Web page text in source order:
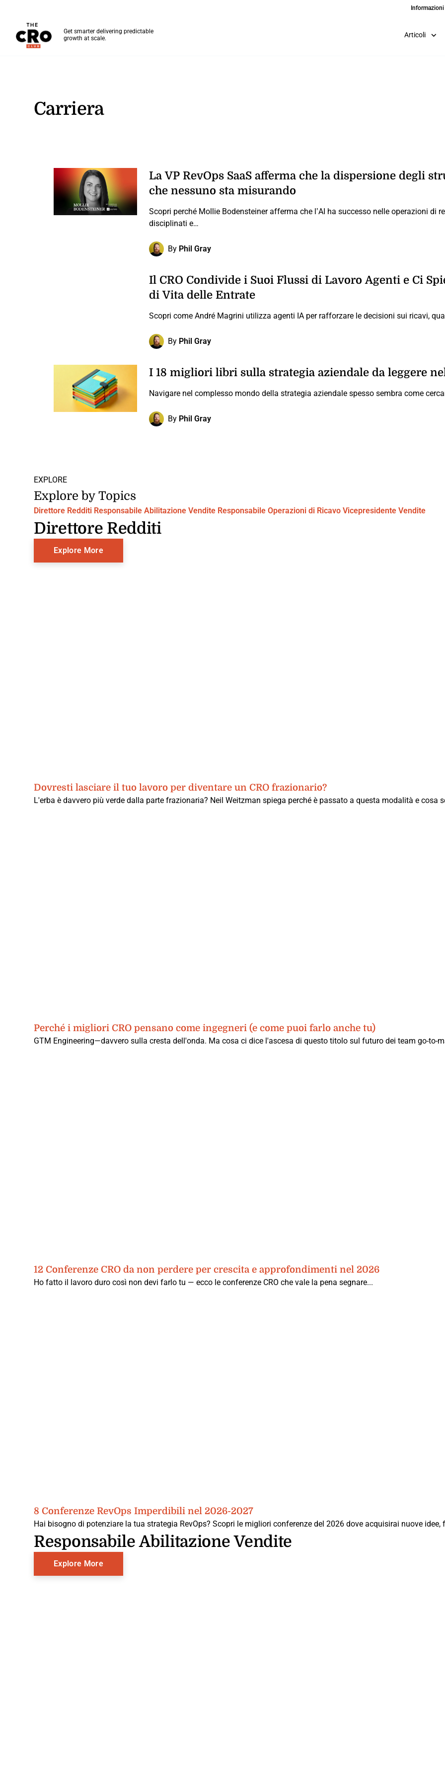
Informazioni
Get smarter delivering predictable
growth at scale.
Articoli
Carriera
La VP RevOps SaaS afferma che la dispersione degli
che nessuno sta misurando
Scopri perché Mollie Bodensteiner afferma che l’AI ha successo nelle operazioni di
disciplinati e…
By Phil Gray
Il CRO Condivide i Suoi Flussi di Lavoro Agenti e Ci
di Vita delle Entrate
Scopri come André Magrini utilizza agenti IA per rafforzare le decisioni sui ricavi,
By Phil Gray
I 18 migliori libri sulla strategia aziendale da leggere
Navigare nel complesso mondo della strategia aziendale spesso sembra come
By Phil Gray
EXPLORE
Explore by Topics
Direttore Redditi Responsabile Abilitazione Vendite Responsabile Operazioni di Ricavo Vicepresidente Vendite
Direttore Redditi
Explore More
Dovresti lasciare il tuo lavoro per diventare un CRO frazionario?
L'erba è davvero più verde dalla parte frazionaria? Neil Weitzman spiega perché è passato a questa modalità e cosa
Perché i migliori CRO pensano come ingegneri (e come puoi farlo anche tu)
GTM Engineering—davvero sulla cresta dell'onda. Ma cosa ci dice l'ascesa di questo titolo sul futuro dei team go-to-
12 Conferenze CRO da non perdere per crescita e approfondimenti nel 2026
Ho fatto il lavoro duro così non devi farlo tu — ecco le conferenze CRO che vale la pena segnare...
8 Conferenze RevOps Imperdibili nel 2026-2027
Hai bisogno di potenziare la tua strategia RevOps? Scopri le migliori conferenze del 2026 dove acquisirai nuove idee,
Responsabile Abilitazione Vendite
Explore More